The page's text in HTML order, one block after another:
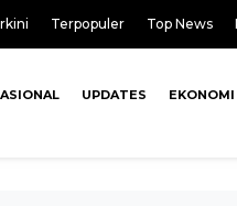
Terpopuler Top News
UPDATES EKONOMI